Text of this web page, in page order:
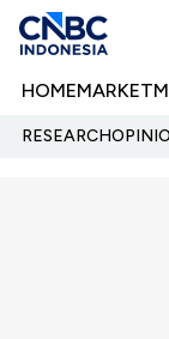
HOMEMARKET
RESEARCH